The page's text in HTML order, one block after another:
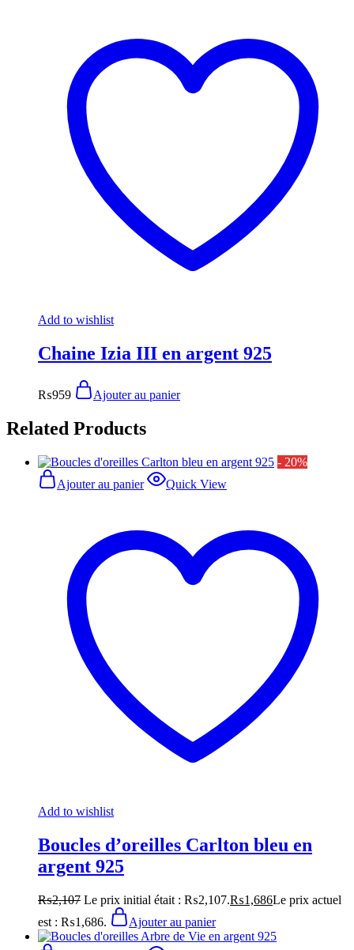
Add to wishlist
Chaine Izia III en argent 925
₨959 Ajouter au panier
Related Products
- 20%
Ajouter au panier
Quick View
Add to wishlist
Boucles d’oreilles Carlton bleu en
argent 925
₨2,107 Le prix initial était : ₨2,107.₨1,686Le prix actuel
est : ₨1,686.
Ajouter au panier